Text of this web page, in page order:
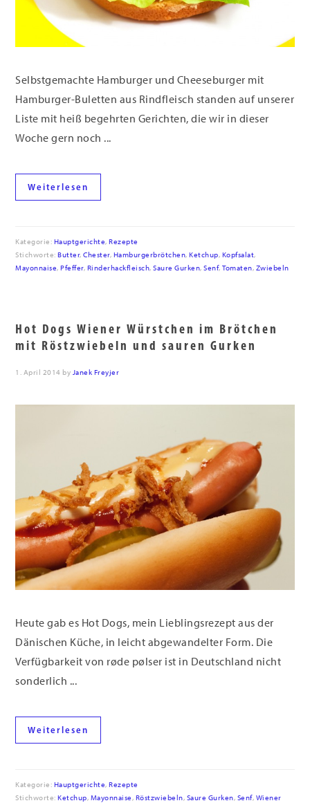
Selbstgemachte Hamburger und Cheeseburger mit
Hamburger-Buletten aus Rindfleisch standen auf unserer
Liste mit heiß begehrten Gerichten, die wir in dieser
Woche gern noch ...
Weiterlesen
Kategorie: Hauptgerichte,Rezepte
Stichworte:Butter,Chester, Hamburgerbrötchen,Ketchup, Kopfsalat,
Mayonnaise,Pfeffer, Rinderhackfleisch,Saure Gurken,Senf,Tomaten, Zwiebeln
Hot Dogs Wiener Würstchen im Brötchen
mit Röstzwiebeln und sauren Gurken
1. April 2014 by Janek Freyjer
Heute gab es Hot Dogs, mein Lieblingsrezept aus der
Dänischen Küche, in leicht abgewandelter Form. Die
Verfügbarkeit von røde pølser ist in Deutschland nicht
sonderlich ...
Weiterlesen
Kategorie: Hauptgerichte,Rezepte
Stichworte:Ketchup, Mayonnaise, Röstzwiebeln, Saure Gurken, Senf, Wiener